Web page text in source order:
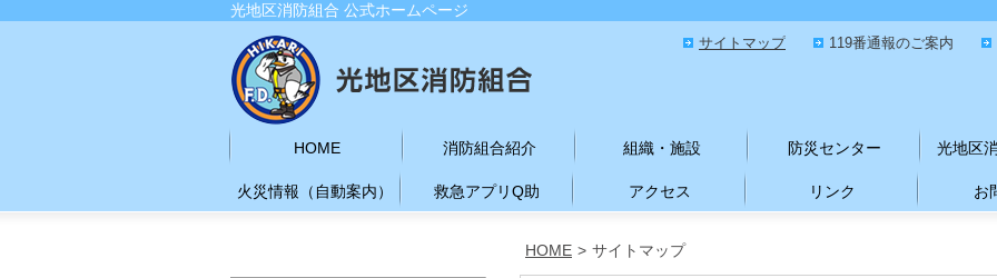
光地区消防組合 公式ホームページ
119番通報のご案内
サイトマップ
HOME 消防組合紹介 組織・施設 防災センター 光地区
火災情報（自動案内） 救急アプリQ助 アクセス リンク お
HOME > サイトマップ